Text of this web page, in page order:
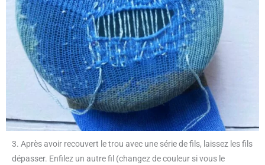
3. Après avoir recouvert le trou avec une série de fils, laissez les fils
dépasser. Enfilez un autre fil (changez de couleur si vous le